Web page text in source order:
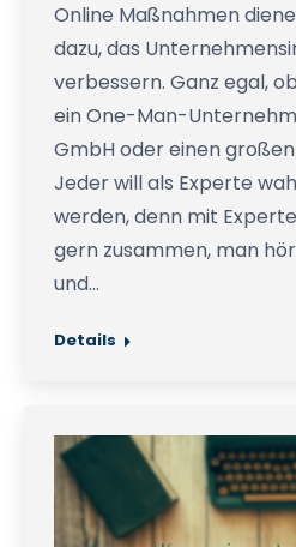
Online Maßnahmen
dazu, das
verbessern. Ganz egal,
ein One-Man-
GmbH oder einen
Jeder will als Experte
werden, denn mit
gern zusammen, man
und…
Details